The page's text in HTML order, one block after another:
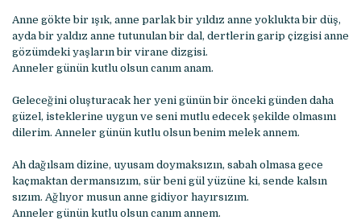
Anne gökte bir ışık, anne parlak bir yıldız anne yoklukta bir düş,
ayda bir yaldız anne tutunulan bir dal, dertlerin garip çizgisi anne
gözümdeki yaşların bir virane dizgisi.
Anneler günün kutlu olsun canım anam.
Geleceğini oluşturacak her yeni günün bir önceki günden daha
güzel, isteklerine uygun ve seni mutlu edecek şekilde olmasını
dilerim. Anneler günün kutlu olsun benim melek annem.
Ah dağılsam dizine, uyusam doymaksızın, sabah olmasa gece
kaçmaktan dermansızım, sür beni gül yüzüne ki, sende kalsın
sızım. Ağlıyor musun anne gidiyor hayırsızım.
Anneler günün kutlu olsun canım annem.